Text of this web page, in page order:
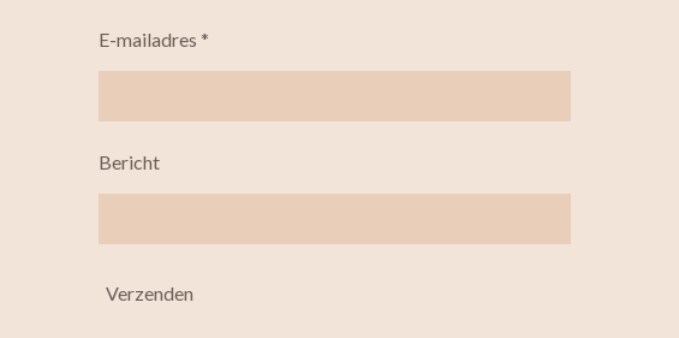
E-mailadres *
Bericht
Verzenden